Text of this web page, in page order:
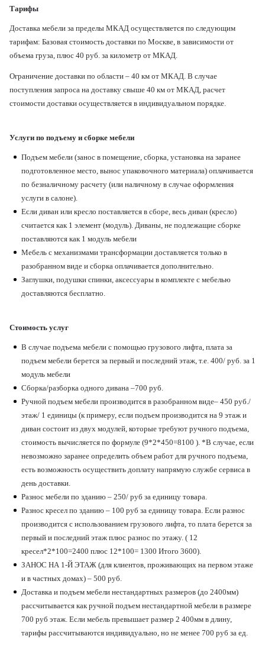
Тарифы
Доставка мебели за пределы МКАД осуществляется по следующим
тарифам: Базовая стоимость доставки по Москве, в зависимости от
объема груза, плюс 40 руб. за километр от МКАД.
Ограничение доставки по области – 40 км от МКАД. В случае
поступления запроса на доставку свыше 40 км от МКАД, расчет
стоимости доставки осуществляется в индивидуальном порядке.
Услуги по подъему и сборке мебели
Подъем мебели (занос в помещение, сборка, установка на заранее
подготовленное место, вынос упаковочного материала) оплачивается
по безналичному расчету (или наличному в случае оформления
услуги в салоне).
Если диван или кресло поставляется в сборе, весь диван (кресло)
считается как 1 элемент (модуль). Диваны, не подлежащие сборке
поставляются как 1 модуль мебели
Мебель с механизмами трансформации доставляется только в
разобранном виде и сборка оплачивается дополнительно.
Заглушки, подушки спинки, аксессуары в комплекте с мебелью
доставляются бесплатно.
Стоимость услуг
В случае подъема мебели с помощью грузового лифта, плата за
подъем мебели берется за первый и последний этаж, т.е. 400/ руб. за 1
модуль мебели
Сборка/разборка одного дивана –700 руб.
Ручной подъем мебели производится в разобранном виде– 450 руб./
этаж/ 1 единицы (к примеру, если подъем производится на 9 этаж и
диван состоит из двух модулей, которые требуют ручного подъема,
стоимость вычисляется по формуле (9*2*450=8100 ). *В случае, если
невозможно заранее определить объем работ для ручного подъема,
есть возможность осуществить доплату напрямую службе сервиса в
день доставки.
Разнос мебели по зданию – 250/ руб за единицу товара.
Разнос кресел по зданию – 100 руб за единицу товара. Если разнос
производится с использованием грузового лифта, то плата берется за
первый и последний этаж плюс разнос по этажу. ( 12
кресел*2*100=2400 плюс 12*100= 1300 Итого 3600).
ЗАНОС НА 1-Й ЭТАЖ (для клиентов, проживающих на первом этаже
и в частных домах) – 500 руб.
Доставка и подъем мебели нестандартных размеров (до 2400мм)
рассчитывается как ручной подъем нестандартной мебели в размере
700 руб этаж. Если мебель превышает размер 2 400мм в длину,
тарифы рассчитываются индивидуально, но не менее 700 руб за ед.